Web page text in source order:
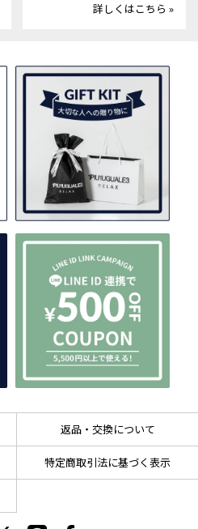
詳しくはこちら »
返品・交換について
特定商取引法に基づく表示